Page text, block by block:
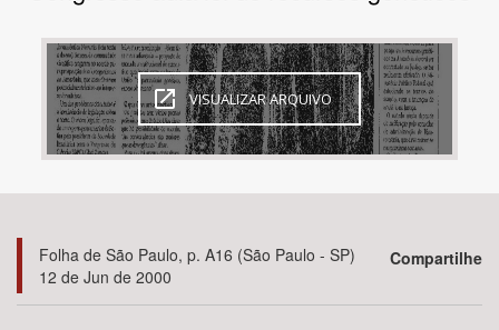
Povo Indígena
Bioma / Bacia
Subtema
Área de Levantamento
VISUALIZAR ARQUIVO
Folha de São Paulo, p. A16 (São Paulo - SP)
12 de Jun de 2000
Compartilhe